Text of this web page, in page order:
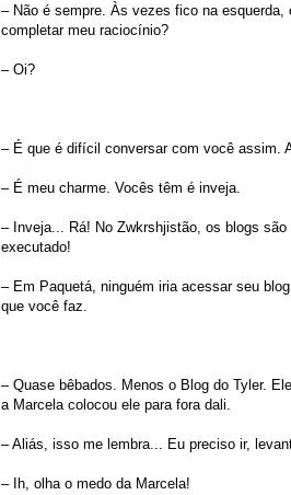
– Não é sempre. Às vezes fico na
completar meu raciocínio?
– Oi?
– É que é difícil conversar com você assim.
– É meu charme. Vocês têm é inveja.
– Inveja... Rá! No Zwkrshjistão, os blogs
executado!
– Em Paquetá, ninguém iria acessar seu
que você faz.
– Quase bêbados. Menos o Blog do Tyler.
a Marcela colocou ele para fora dali.
– Aliás, isso me lembra... Eu preciso ir,
– Ih, olha o medo da Marcela!